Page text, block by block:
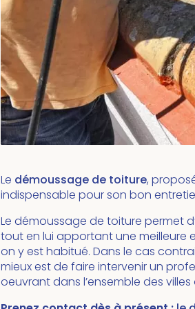
Le démoussage de toiture,
indispensable pour son bon
Le démoussage de toiture permet
tout en lui apportant une meilleure
on y est habitué. Dans le cas
mieux est de faire intervenir un
oeuvrant dans l’ensemble des